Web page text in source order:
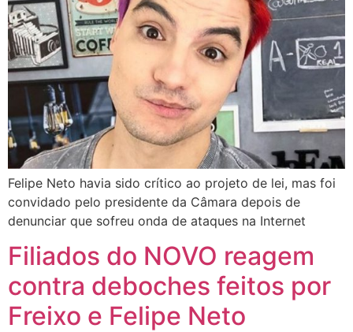
Felipe Neto havia sido crítico ao projeto de lei, mas foi
convidado pelo presidente da Câmara depois de
denunciar que sofreu onda de ataques na Internet
Filiados do NOVO reagem
contra deboches feitos por
Freixo e Felipe Neto